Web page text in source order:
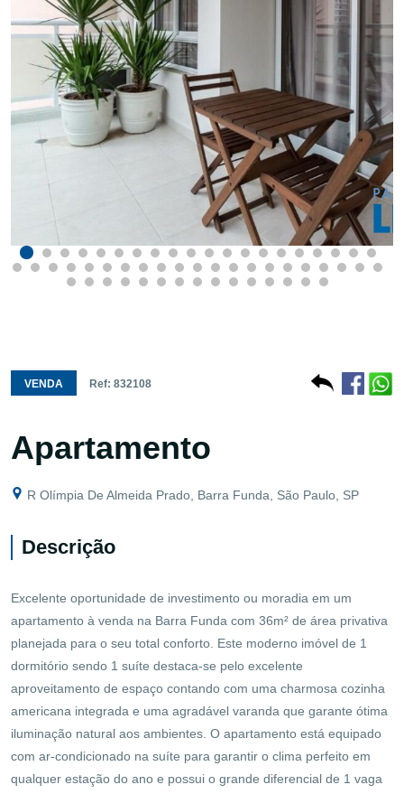
VENDA Ref: 832108
Apartamento
R Olímpia De Almeida Prado, Barra Funda, São Paulo, SP
Descrição
Excelente oportunidade de investimento ou moradia em um
apartamento à venda na Barra Funda com 36m² de área privativa
planejada para o seu total conforto. Este moderno imóvel de 1
dormitório sendo 1 suíte destaca-se pelo excelente
aproveitamento de espaço contando com uma charmosa cozinha
americana integrada e uma agradável varanda que garante ótima
iluminação natural aos ambientes. O apartamento está equipado
com ar-condicionado na suíte para garantir o clima perfeito em
qualquer estação do ano e possui o grande diferencial de 1 vaga